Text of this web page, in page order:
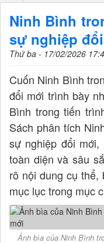
Ninh Bình
sự nghiệp
Thứ ba - 17/02/2026
Cuốn Ninh Bình
đổi mới trình bày
Bình trong tiến
Sách phân tích
sự nghiệp đổi
toàn diện và sâu
rõ nội dung cụ thể,
mục lục trong mục
Ảnh bìa của Ninh Bình